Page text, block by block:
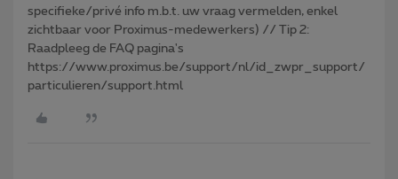
specifieke/privé info m.b.t. uw vraag vermelden, enkel
zichtbaar voor Proximus-medewerkers) // Tip 2:
Raadpleeg de FAQ pagina's
https://www.proximus.be/support/nl/id_zwpr_support/
particulieren/support.html